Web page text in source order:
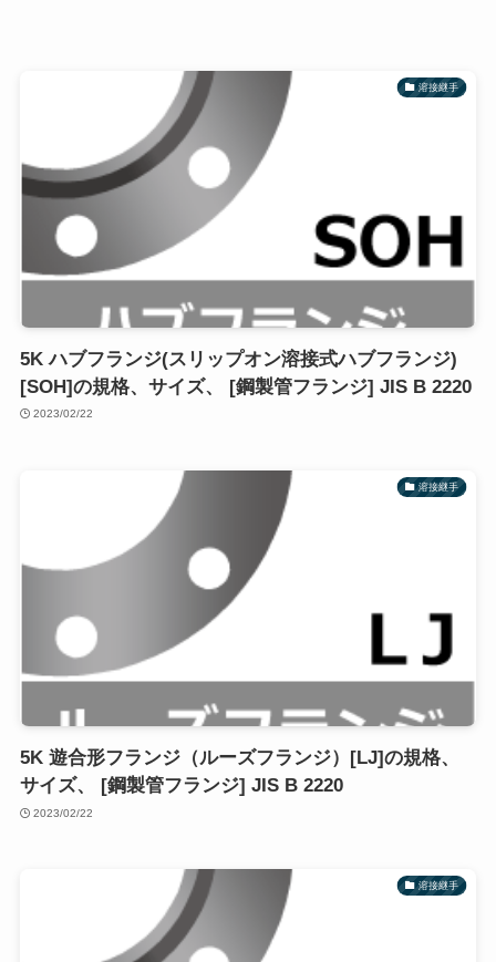
溶接継手
5K ハブフランジ(スリップオン溶接式ハブフランジ)
[SOH]の規格、サイズ、 [鋼製管フランジ] JIS B 2220
2023/02/22
溶接継手
5K 遊合形フランジ（ルーズフランジ）[LJ]の規格、
サイズ、 [鋼製管フランジ] JIS B 2220
2023/02/22
溶接継手